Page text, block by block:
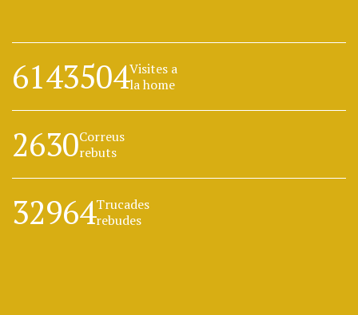
6143504Visites a
la home
2630Correus
rebuts
32964Trucades
rebudes